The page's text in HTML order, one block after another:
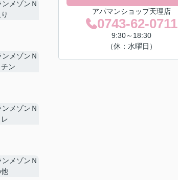
アパマンショップ天理店
0743-62-0711
9:30～18:30
（休：水曜日）